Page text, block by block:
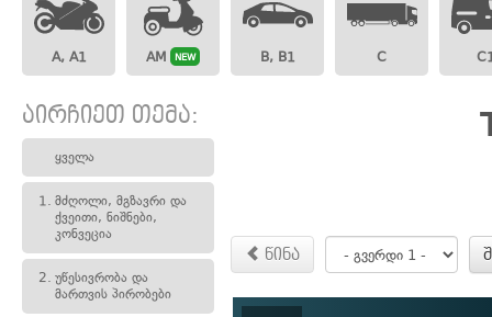
A, A1 AM NEW B, B1 C
აირჩიეთ თემა:
ყველა
1. მძღოლი, მგზავრი და
ქვეითი, ნიშნები,
კონვეცია
2. უწესივრობა და
მართვის პირობები
წინა